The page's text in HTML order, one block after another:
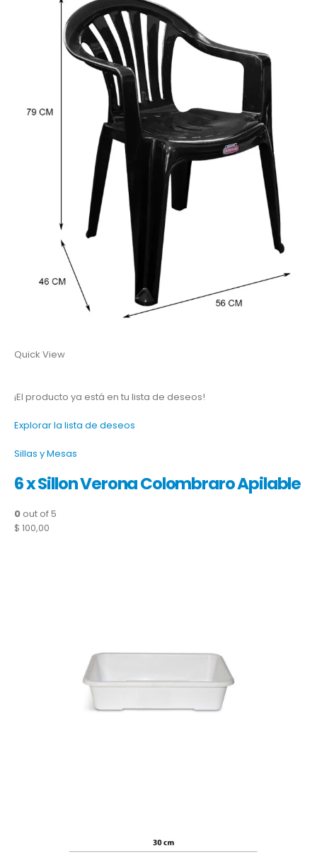
Quick View
¡El producto ya está en tu lista de deseos!
Explorar la lista de deseos
Sillas y Mesas
6 x Sillon Verona Colombraro Apilable
0 out of 5
$ 100,00